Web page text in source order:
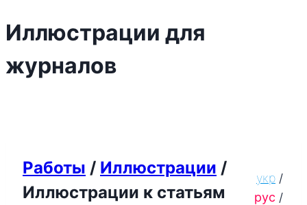
Иллюстрации для
журналов
Работы / Иллюстрации /
Иллюстрации к статьям
укр /
рус /